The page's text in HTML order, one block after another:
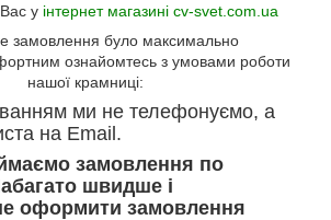
у інтернет магазині cv-svet.com.ua
замовлення було максимально
ознайомтесь з умовами роботи
нашої крамниці:
ми не телефонуємо, а
на Email.
замовлення по
швидше і
оформити замовлення